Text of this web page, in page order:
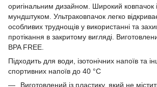
оригінальним дизайном. Широкий ковпачок
мундштуком. Ультраковпачок легко
особливих труднощів у використанні та
протікання в закритому вигляді.
BPA FREE.
Підходить для води, ізотонічних напоїв та
спортивних напоїв до 40 °C
Виготовлений із пластику, який не